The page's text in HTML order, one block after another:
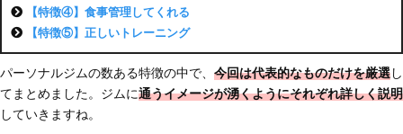
【特徴④】食事管理してくれる
【特徴⑤】正しいトレーニング
パーソナルジムの数ある特徴の中で、 今回は代表的なものだけを厳選し
てまとめました。ジムに通うイメージが湧くようにそれぞれ詳しく説明
していきますね。